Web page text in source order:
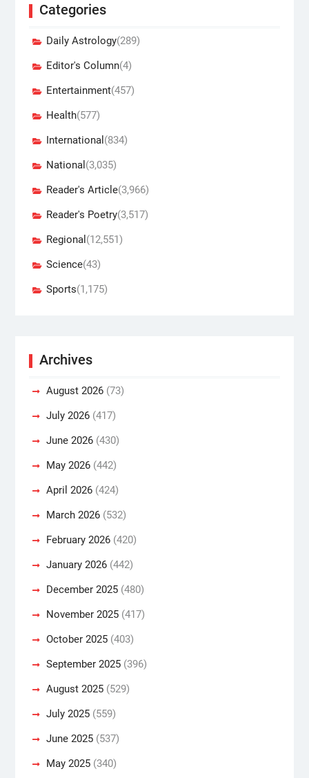
Categories
Daily Astrology(289)
Editor's Column(4)
Entertainment(457)
Health(577)
International (834)
National (3,035)
Reader's Article(3,966)
Reader's Poetry(3,517)
Regional (12,551)
Science(43)
Sports(1,175)
Archives
August 2026(73)
July 2026(417)
June 2026(430)
May 2026(442)
April 2026(424)
March 2026(532)
February 2026(420)
January 2026(442)
December 2025(480)
November 2025(417)
October 2025(403)
September 2025(396)
August 2025(529)
July 2025(559)
June 2025(537)
May 2025(340)